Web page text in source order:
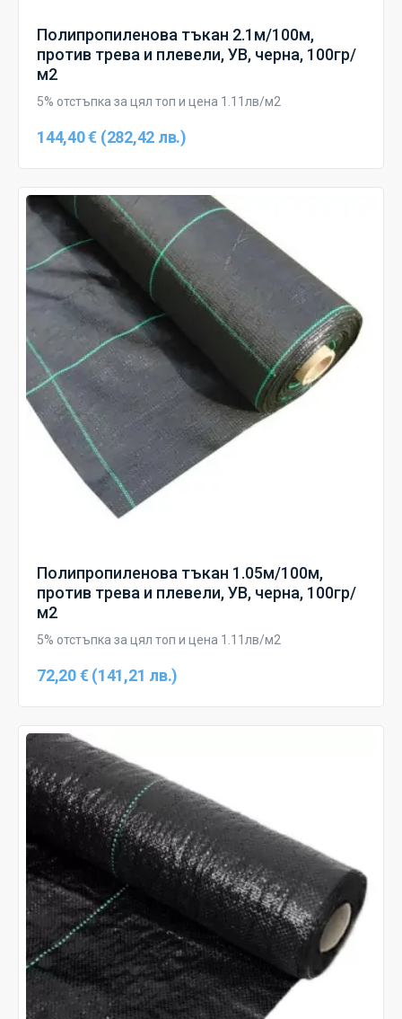
Полипропиленова тъкан 2.1м/100м,
против трева и плевели, УВ, черна, 100гр/
м2
5% отстъпка за цял топ и цена 1.11лв/м2
144,40 € (282,42 лв.)
Полипропиленова тъкан 1.05м/100м,
против трева и плевели, УВ, черна, 100гр/
м2
5% отстъпка за цял топ и цена 1.11лв/м2
72,20 € (141,21 лв.)